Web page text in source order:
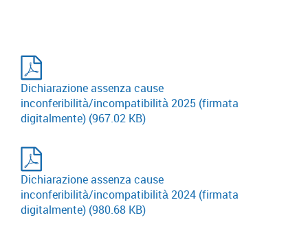
Dichiarazione assenza cause
inconferibilità/incompatibilità 2025 (firmata
digitalmente) (967.02 KB)
Dichiarazione assenza cause
inconferibilità/incompatibilità 2024 (firmata
digitalmente) (980.68 KB)